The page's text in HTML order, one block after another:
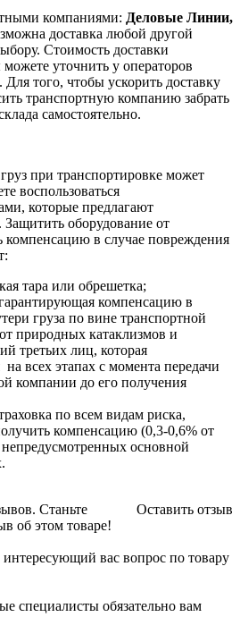
компаниями: Деловые Линии,
доставка любой другой
Стоимость доставки
уточнить у операторов
Для того, чтобы ускорить доставку
транспортную компанию забрать
самостоятельно.
при транспортировке может
воспользоваться
которые предлагают
оборудование от
в случае повреждения
тара или обрешетка;
компенсацию в
груза по вине транспортной
природных катаклизмов и
третьих лиц, которая
на всех этапах с момента передачи
компании до его получения
по всем видам риска,
компенсацию (0,3-0,6% от
непредусмотренных основной
Оставить отзыв
Станьте
об этом товаре!
вас вопрос по товару
специалисты обязательно вам